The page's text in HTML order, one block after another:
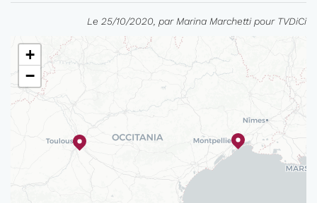
Le 25/10/2020, par Marina Marchetti pour TVDiCi
+
−